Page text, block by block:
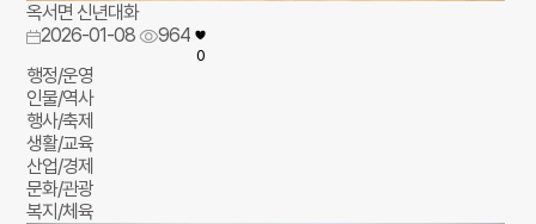
옥서면 신년대화
2026-01-08
964
0
행정/운영
인물/역사
행사/축제
생활/교육
산업/경제
문화/관광
복지/체육